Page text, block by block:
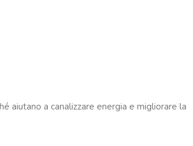
aiutano a canalizzare energia e migliorare la